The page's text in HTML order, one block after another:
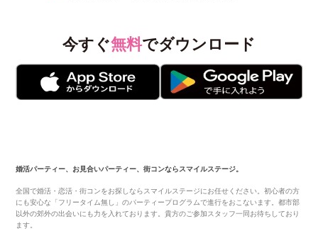
今すぐ無料でダウンロード
婚活パーティー、お見合いパーティー、街コンならスマイルステージ。
全国で婚活・恋活・街コンをお探しならスマイルステージにお任せください。初心者の方
にも安心な「フリータイム無し」のパーティープログラムで進行をおこないます。都市部
以外の郊外の出会いにも力を入れております。貴方のご参加スタッフ一同お待ちしており
ます。